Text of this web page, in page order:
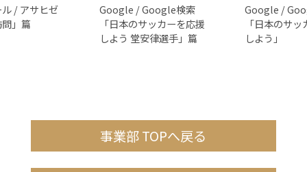
/ アサヒゼ
」篇
Google / Google検索
「日本のサッカーを応援
しよう 堂安律選手」篇
Google /
「日本のサ
しよう」
事業部 TOPへ戻る